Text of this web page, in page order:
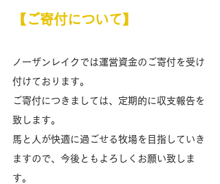
【ご寄付について】
ノーザンレイクでは運営資金のご寄付を受け
付けております。
ご寄付につきましては、定期的に収支報告を
致します。
馬と人が快適に過ごせる牧場を目指していき
ますので、今後ともよろしくお願い致しま
す。